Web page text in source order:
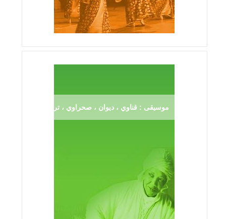
موسيقى : قناوي ، ديوان ، صحراوي ، ترڨية